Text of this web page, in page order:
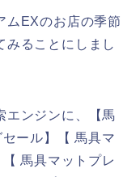
ムEXのお店の季節
みることにしまし
エンジンに、【馬
ール】【 馬具マ
馬具マットプレ